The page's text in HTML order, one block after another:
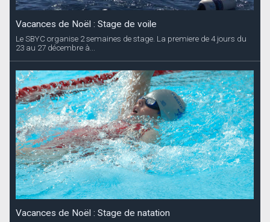
Vacances de Noël : Stage de voile
Le SBYC organise 2 semaines de stage. La premiere de 4 jours du
23 au 27 décembre à...
Vacances de Noël : Stage de natation